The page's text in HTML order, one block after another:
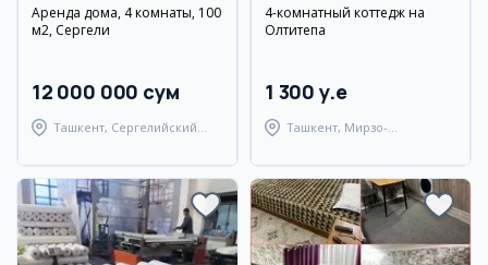
Аренда дома, 4 комнаты, 100
м2, Сергели
12 000 000 сум
Ташкент, Сергелийский
4-комнатный коттедж на
Олтитепа
1 300 y.e
Ташкент, Мирзо-